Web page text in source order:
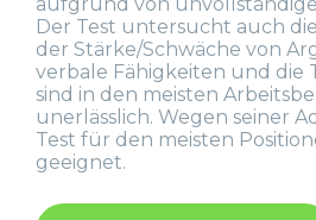
Der Test untersucht auch
der Stärke/Schwäche von
verbale Fähigkeiten und die
sind in den meisten
unerlässlich. Wegen seiner
Test für den meisten
geeignet.